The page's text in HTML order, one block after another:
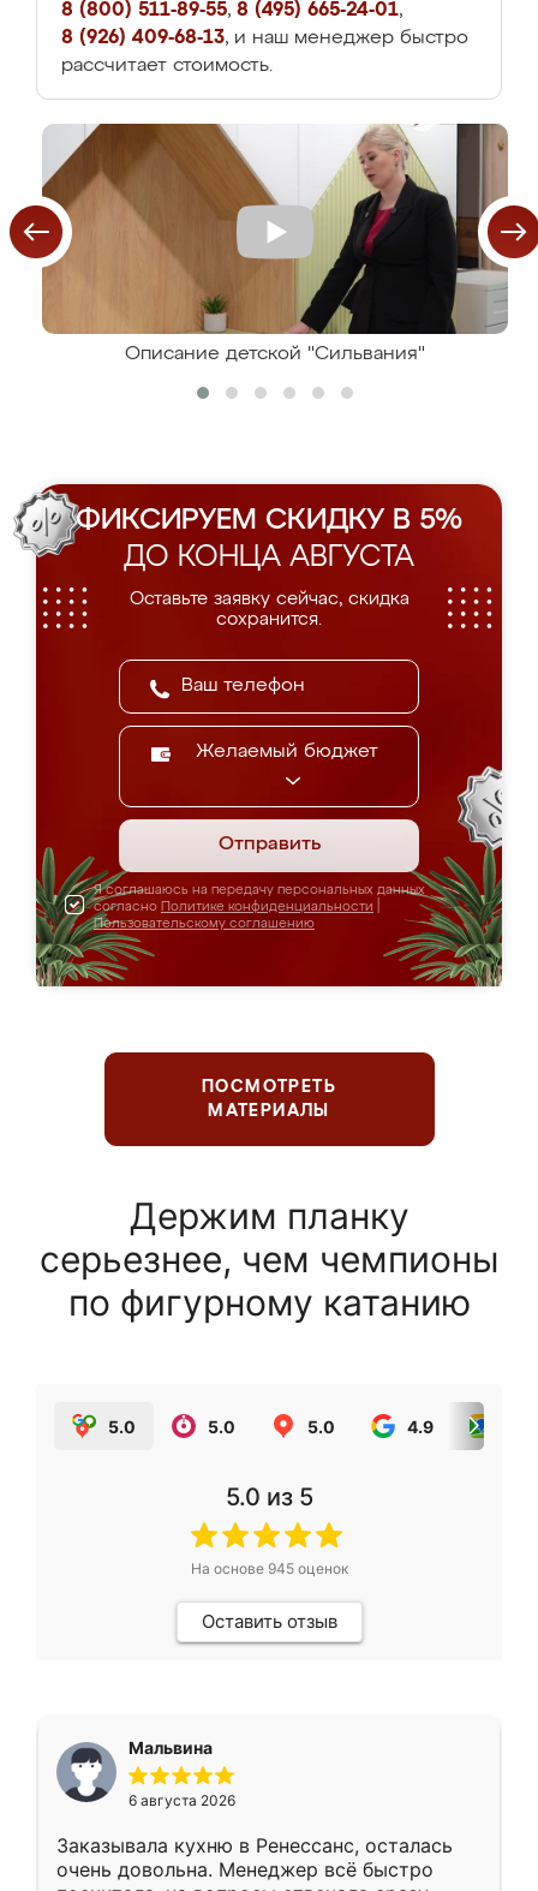
8 (800) 511-89-55, 8 (495) 665-24-01,
8 (926) 409-68-13, и наш менеджер быстро
рассчитает стоимость.
Описание детской "Сильвания"
ФИКСИРУЕМ СКИДКУ В 5%
ДО КОНЦА АВГУСТА
Оставьте заявку сейчас, скидка
сохранится.
Желаемый бюджет
Отправить
Я соглашаюсь на передачу персональных данных
согласно Политике конфиденциальности
Пользовательскому соглашению
ПОСМОТРЕТЬ
МАТЕРИАЛЫ
Держим планку
серьезнее, чем чемпионы
по фигурному катанию
5.0 5.0 5.0 4.9
5.0 из 5
На основе 945оценок
Оставить отзыв
Мальвина
6 августа 2026
Заказывала кухню в Ренессанс, осталась
очень довольна. Менеджер всё быстро